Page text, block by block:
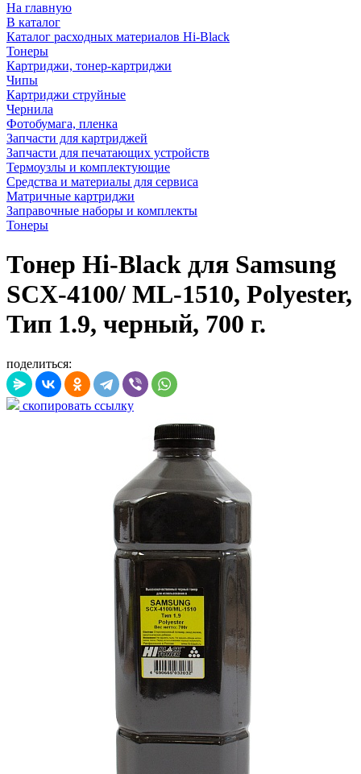
На главную
В каталог
Каталог расходных материалов Hi-Black
Тонеры
Картриджи, тонер-картриджи
Чипы
Картриджи струйные
Чернила
Фотобумага, пленка
Запчасти для картриджей
Запчасти для печатающих устройств
Термоузлы и комплектующие
Средства и материалы для сервиса
Матричные картриджи
Заправочные наборы и комплекты
Тонеры
Тонер Hi-Black для Samsung
SCX-4100/ ML-1510, Polyester,
Тип 1.9, черный, 700 г.
поделиться:
скопировать ссылку